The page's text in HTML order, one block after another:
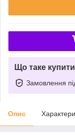
Що таке
Замовлення
Опис